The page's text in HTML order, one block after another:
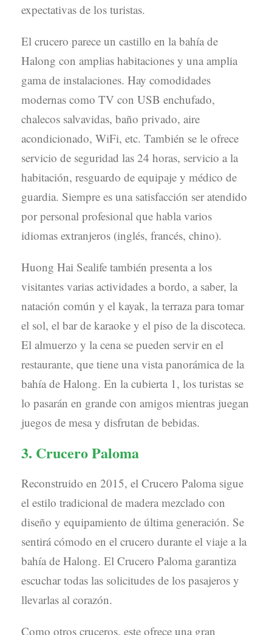
expectativas de los turistas.
El crucero parece un castillo en la bahía de
Halong con amplias habitaciones y una amplia
gama de instalaciones. Hay comodidades
modernas como TV con USB enchufado,
chalecos salvavidas, baño privado, aire
acondicionado, WiFi, etc. También se le ofrece
servicio de seguridad las 24 horas, servicio a la
habitación, resguardo de equipaje y médico de
guardia. Siempre es una satisfacción ser atendido
por personal profesional que habla varios
idiomas extranjeros (inglés, francés, chino).
Huong Hai Sealife también presenta a los
visitantes varias actividades a bordo, a saber, la
natación común y el kayak, la terraza para tomar
el sol, el bar de karaoke y el piso de la discoteca.
El almuerzo y la cena se pueden servir en el
restaurante, que tiene una vista panorámica de la
bahía de Halong. En la cubierta 1, los turistas se
lo pasarán en grande con amigos mientras juegan
juegos de mesa y disfrutan de bebidas.
3. Crucero Paloma
Reconstruido en 2015, el Crucero Paloma sigue
el estilo tradicional de madera mezclado con
diseño y equipamiento de última generación. Se
sentirá cómodo en el crucero durante el viaje a la
bahía de Halong. El Crucero Paloma garantiza
escuchar todas las solicitudes de los pasajeros y
llevarlas al corazón.
Como otros cruceros, este ofrece una gran